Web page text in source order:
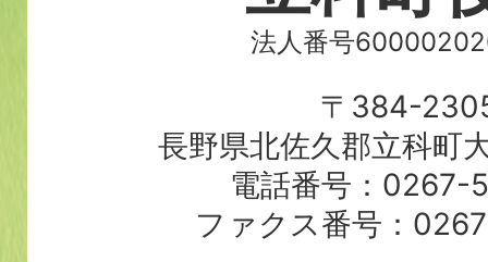
法人番号
〒384-
長野県北佐久郡立科町
電話番号：0267-
ファクス番号：